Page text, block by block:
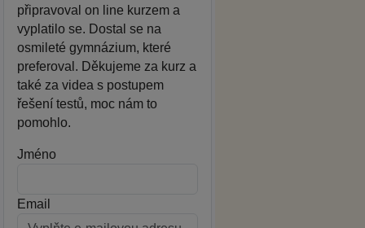
připravoval on line kurzem a
vyplatilo se. Dostal se na
osmileté gymnázium, které
preferoval. Děkujeme za kurz a
také za videa s postupem
řešení testů, moc nám to
pomohlo.
Jméno
Email